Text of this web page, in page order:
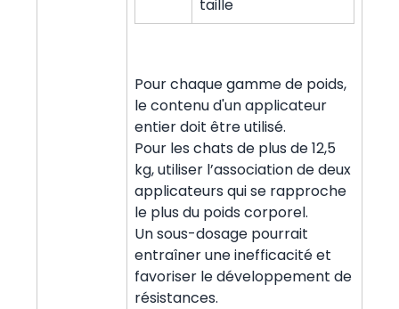
taille
Pour chaque gamme de poids,
le contenu d'un applicateur
entier doit être utilisé.
Pour les chats de plus de 12,5
kg, utiliser l’association de deux
applicateurs qui se rapproche
le plus du poids corporel.
Un sous-dosage pourrait
entraîner une inefficacité et
favoriser le développement de
résistances.